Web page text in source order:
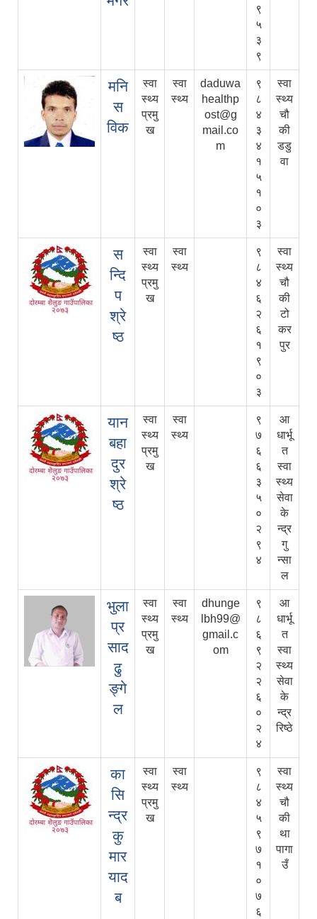
९
५
३
९
मनि
स
विक
स्वा
स्थ्य
प्रमु
ख
स्वा
स्थ्य
daduwa
healthp
ost@g
mail.co
m
९
८
४
३
४
१
५
१
०
३
स्वा
स्थ्य
चौ
की
डडु
वा
स
न्दि
प
श्रे
ष्ठ
स्वा
स्थ्य
प्रमु
ख
स्वा
स्थ्य
९
८
४
६
२
६
१
९
०
३
स्वा
स्थ्य
चौ
की
टो
कर
पुर
यान
बहा
दुर
श्रे
ष्ठ
स्वा
स्थ्य
प्रमु
ख
स्वा
स्थ्य
९
७
६
६
३
५
०
२
९
४
आ
धार्भू
त
स्वा
स्थ्य
सेवा
के
न्द्र
गु
न्सा
ल
भुला
प्र
साद
ढु
ङ्गे
ल
स्वा
स्थ्य
प्रमु
ख
स्वा
स्थ्य
dhunge
lbh99@
gmail.c
om
९
८
६
९
२
२
६
०
२
४
आ
धार्भू
त
स्वा
स्थ्य
सेवा
के
न्द्र
रिष्ठे
का
सि
न्द्र
कु
मार
याद
ब
स्वा
स्थ्य
प्रमु
ख
स्वा
स्थ्य
९
८
४
५
९
७
१
०
७
६
स्वा
स्थ्य
चौ
की
था
पागा
उँ